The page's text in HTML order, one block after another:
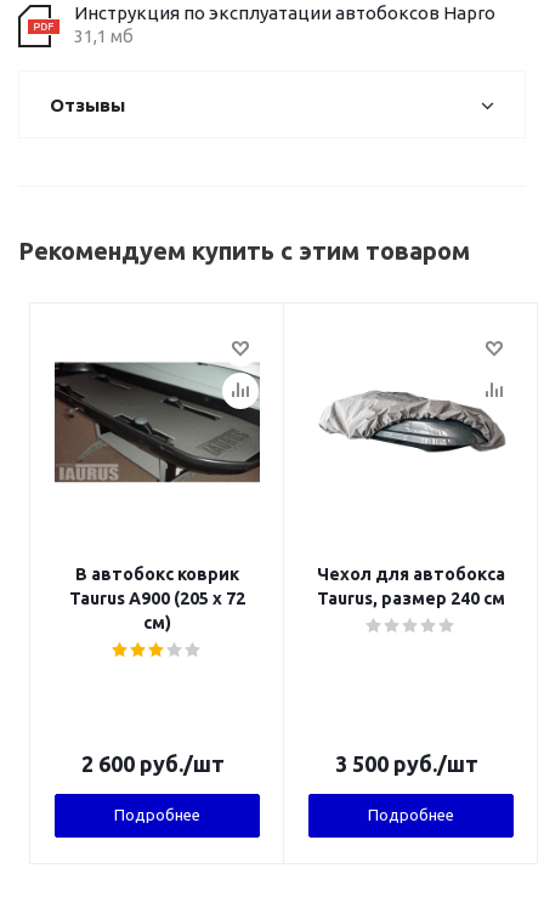
Инструкция по эксплуатации автобоксов Hapro
31,1 мб
Отзывы
Рекомендуем купить с этим товаром
В автобокс коврик
Taurus А900 (205 х 72
см)
2 600 руб./шт
Подробнее
Чехол для автобокса
Taurus, размер 240 cм
3 500 руб./шт
Подробнее